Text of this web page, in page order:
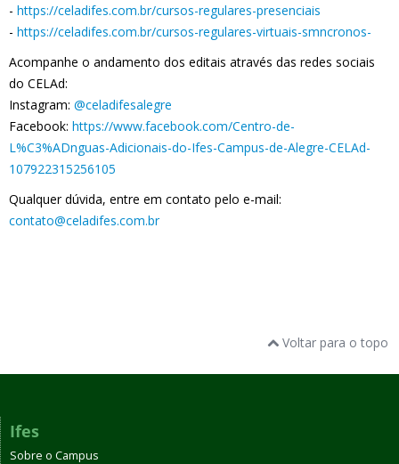
- https://celadifes.com.br/cursos-regulares-presenciais
- https://celadifes.com.br/cursos-regulares-virtuais-smncronos-
Acompanhe o andamento dos editais através das redes sociais
do CELAd:
Instagram: @celadifesalegre
Facebook: https://www.facebook.com/Centro-de-
L%C3%ADnguas-Adicionais-do-Ifes-Campus-de-Alegre-CELAd-
107922315256105
Qualquer dúvida, entre em contato pelo e-mail:
contato@celadifes.com.br
Voltar para o topo
Ifes
Sobre o Campus